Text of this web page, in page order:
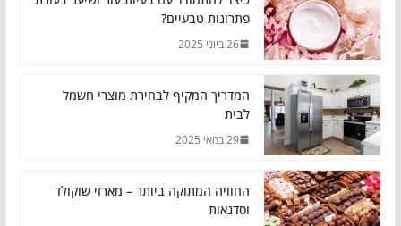
פתרונות טבעיים?
26 ביוני 2025
המדריך המקיף לבחירת מוצרי חשמל
לבית
29 במאי 2025
החוויה המתוקה ביותר – מארזי שוקולד
וסדנאות